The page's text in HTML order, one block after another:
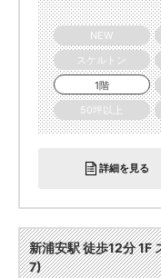
NEW
スケルトン
1階
50坪以上
詳細を見る
新浦安駅 徒歩12分 1F
7)